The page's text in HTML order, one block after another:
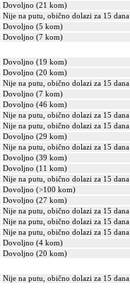
Dovoljno (21 kom)
Nije na putu, obično dolazi za 15 dana
Dovoljno (5 kom)
Dovoljno (7 kom)
Dovoljno (19 kom)
Dovoljno (20 kom)
Nije na putu, obično dolazi za 15 dana
Dovoljno (7 kom)
Dovoljno (46 kom)
Nije na putu, obično dolazi za 15 dana
Nije na putu, obično dolazi za 15 dana
Dovoljno (29 kom)
Nije na putu, obično dolazi za 15 dana
Dovoljno (39 kom)
Dovoljno (11 kom)
Nije na putu, obično dolazi za 15 dana
Dovoljno (>100 kom)
Dovoljno (27 kom)
Nije na putu, obično dolazi za 15 dana
Nije na putu, obično dolazi za 15 dana
Nije na putu, obično dolazi za 15 dana
Dovoljno (4 kom)
Dovoljno (20 kom)
Nije na putu, obično dolazi za 15 dana